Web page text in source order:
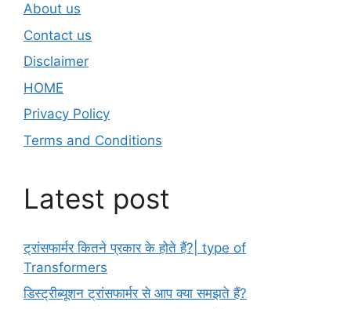
About us
Contact us
Disclaimer
HOME
Privacy Policy
Terms and Conditions
Latest post
ट्रांसफार्मर कितने प्रकार के होते हैं?| type of
Transformers
डिस्ट्रीब्यूशन ट्रांसफार्मर से आप क्या समझते हैं?